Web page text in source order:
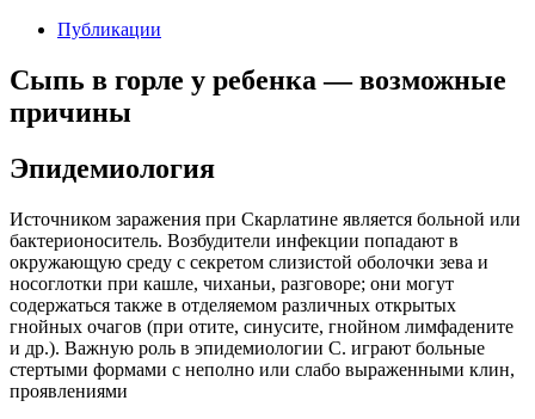
Публикации
Сыпь в горле у ребенка — возможные
причины
Эпидемиология
Источником заражения при Скарлатине является больной или
бактерионоситель. Возбудители инфекции попадают в
окружающую среду с секретом слизистой оболочки зева и
носоглотки при кашле, чиханьи, разговоре; они могут
содержаться также в отделяемом различных открытых
гнойных очагов (при отите, синусите, гнойном лимфадените
и др.). Важную роль в эпидемиологии С. играют больные
стертыми формами с неполно или слабо выраженными клин,
проявлениями